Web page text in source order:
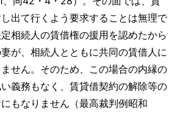
出て行くよう要求することは無理で
相続人の賃借権の援用を認めたから
が、相続人とともに共同の賃借人に
せん。そのため、この場合の内縁の
義務もなく、賃貸借契約の解除等の
もなりません（最高裁判例昭和